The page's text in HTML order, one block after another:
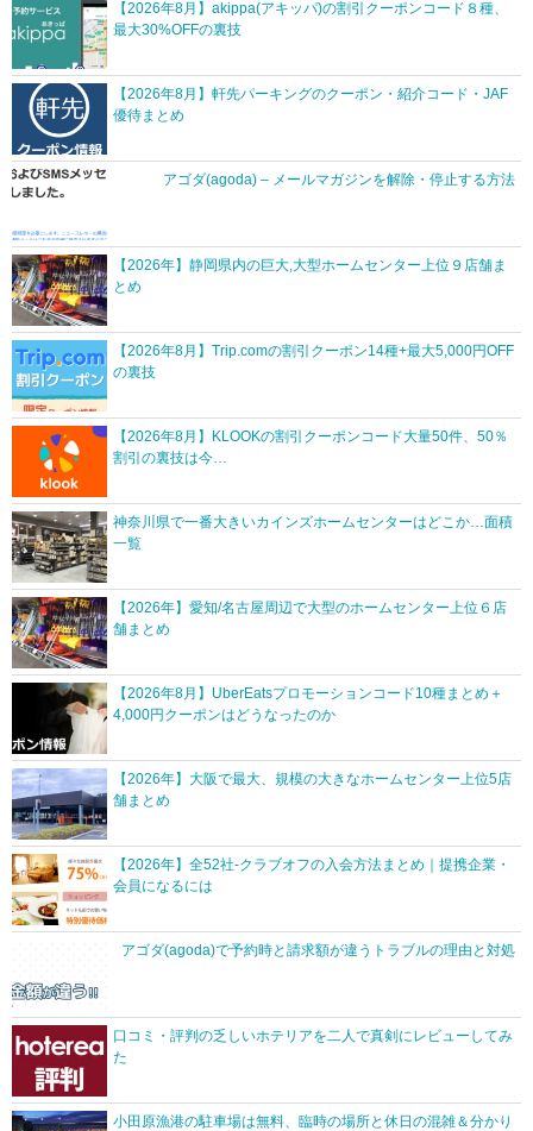
【2026年8月】akippa(アキッパ)の割引クーポンコード８種、
最大30%OFFの裏技
【2026年8月】軒先パーキングのクーポン・紹介コード・JAF
優待まとめ
アゴダ(agoda) – メールマガジンを解除・停止する方法
【2026年】静岡県内の巨大,大型ホームセンター上位９店舗ま
とめ
【2026年8月】Trip.comの割引クーポン14種+最大5,000円OFF
の裏技
【2026年8月】KLOOKの割引クーポンコード大量50件、50％
割引の裏技は今…
神奈川県で一番大きいカインズホームセンターはどこか…面積
一覧
【2026年】愛知/名古屋周辺で大型のホームセンター上位６店
舗まとめ
【2026年8月】UberEatsプロモーションコード10種まとめ＋
4,000円クーポンはどうなったのか
【2026年】大阪で最大、規模の大きなホームセンター上位5店
舗まとめ
【2026年】全52社-クラブオフの入会方法まとめ｜提携企業・
会員になるには
アゴダ(agoda)で予約時と請求額が違うトラブルの理由と対処
口コミ・評判の乏しいホテリアを二人で真剣にレビューしてみ
た
小田原漁港の駐車場は無料、臨時の場所と休日の混雑＆分かり